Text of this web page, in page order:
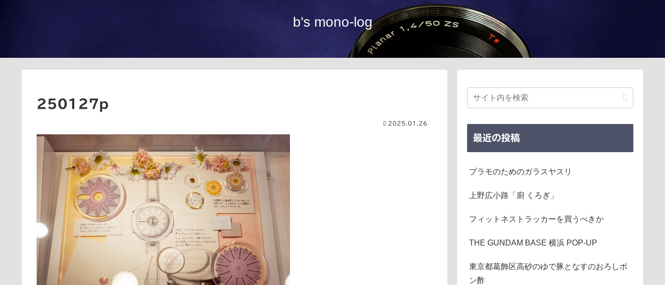
b's mono-log
250127p
2025.01.26
最近の投稿
プラモのためのガラスヤスリ
上野広小路「廚 くろぎ」
フィットネストラッカーを買うべきか
THE GUNDAM BASE 横浜 POP-UP
東京都葛飾区高砂のゆで豚となすのおろしポ
ン酢